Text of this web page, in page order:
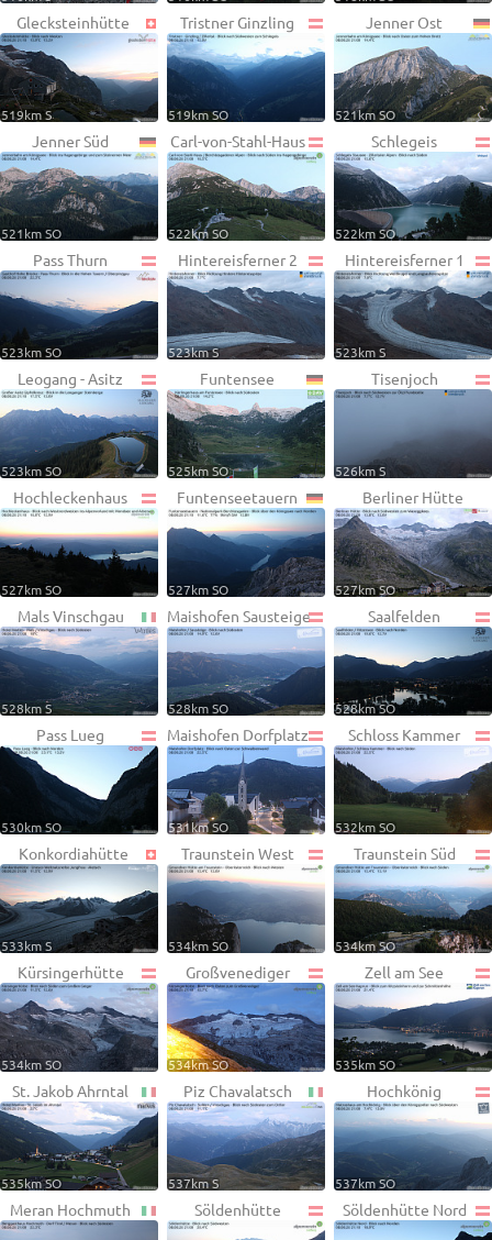
Glecksteinhütte
519km S
Tristner Ginzling
519km SO
Jenner Ost
521km SO
Jenner Süd
521km SO
Carl-von-Stahl-Haus
522km SO
Schlegeis
522km SO
Pass Thurn
523km SO
Hintereisferner 2
523km S
Hintereisferner 1
523km S
Leogang - Asitz
523km SO
Funtensee
525km SO
Tisenjoch
526km S
Hochleckenhaus
527km SO
Funtenseetauern
527km SO
Berliner Hütte
527km SO
Mals Vinschgau
528km S
Maishofen Sausteige
528km SO
Saalfelden
528km SO
Pass Lueg
530km SO
Maishofen Dorfplatz
531km SO
Schloss Kammer
532km SO
Konkordiahütte
533km S
Traunstein West
534km SO
Traunstein Süd
534km SO
Kürsingerhütte
534km SO
Großvenediger
534km SO
Zell am See
535km SO
St. Jakob Ahrntal
535km SO
Piz Chavalatsch
537km S
Hochkönig
537km SO
Meran Hochmuth Söldenhütte Söldenhütte Nord